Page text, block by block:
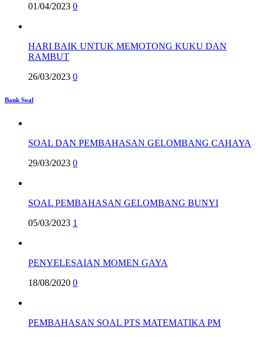
01/04/2023 0
HARI BAIK UNTUK MEMOTONG KUKU DAN
RAMBUT
26/03/2023 0
Bank Soal
SOAL DAN PEMBAHASAN GELOMBANG CAHAYA
29/03/2023 0
SOAL PEMBAHASAN GELOMBANG BUNYI
05/03/2023 1
PENYELESAIAN MOMEN GAYA
18/08/2020 0
PEMBAHASAN SOAL PTS MATEMATIKA PM